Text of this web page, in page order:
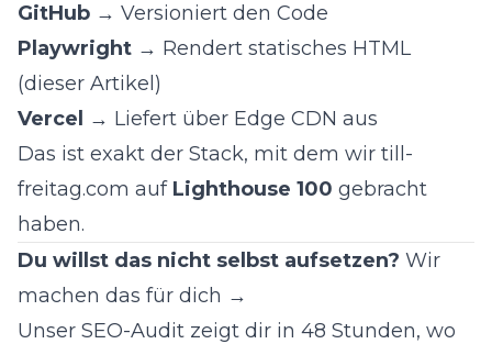
GitHub → Versioniert den Code
Playwright → Rendert statisches HTML
(dieser Artikel)
Vercel
→ Liefert über Edge CDN aus
Das ist exakt der Stack, mit dem wir till-
freitag.com auf Lighthouse 100 gebracht
haben.
Du willst das nicht selbst aufsetzen? Wir
machen das für dich →
Unser SEO-Audit zeigt dir in 48 Stunden, wo